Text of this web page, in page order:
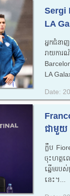
Sergi
LA
អ្នកជំនា
រាយកា
LA
Date:
ជាមួយ
ក្លឹប
ចុះហត្ថ
ឆ្នើមរ
នេះ។...